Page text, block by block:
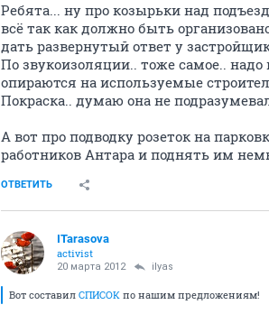
Ребята... ну про козырьки над
всё так как должно быть
дать развернутый ответ у
По звукоизоляции.. тоже самое.. надо
опираются на используемые
Покраска.. думаю она не
А вот про подводку розеток на
работников Антара и поднять им
ОТВЕТИТЬ
ITarasova
activist
20 марта 2012 ilyas
Вот составил СПИСОК по нашим предложениям!